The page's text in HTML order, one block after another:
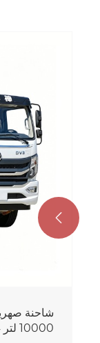
شاحنة
10000 لتر 4 × 2 شاحنة صهريج وقود
